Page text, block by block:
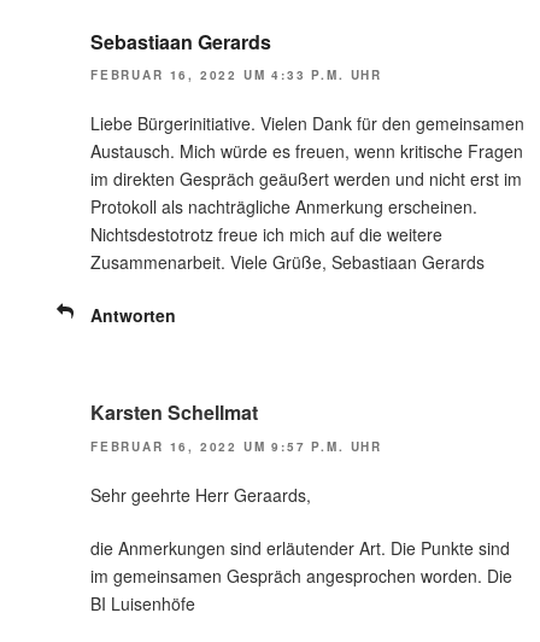
Sebastiaan Gerards
FEBRUAR 16, 2022 UM 4:33 P.M. UHR
Liebe Bürgerinitiative. Vielen Dank für den gemeinsamen
Austausch. Mich würde es freuen, wenn kritische Fragen
im direkten Gespräch geäußert werden und nicht erst im
Protokoll als nachträgliche Anmerkung erscheinen.
Nichtsdestotrotz freue ich mich auf die weitere
Zusammenarbeit. Viele Grüße, Sebastiaan Gerards
Antworten
Karsten Schellmat
FEBRUAR 16, 2022 UM 9:57 P.M. UHR
Sehr geehrte Herr Geraards,
die Anmerkungen sind erläutender Art. Die Punkte sind
im gemeinsamen Gespräch angesprochen worden. Die
BI Luisenhöfe